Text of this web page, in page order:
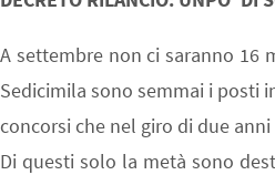
A settembre non ci saranno 16
Sedicimila sono semmai i posti
concorsi che nel giro di due
Di questi solo la metà sono